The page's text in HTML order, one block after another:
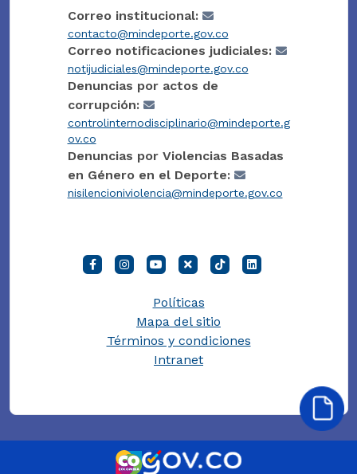
Correo institucional:
contacto@mindeporte.gov.co
Correo notificaciones judiciales:
notijudiciales@mindeporte.gov.co
Denuncias por actos de
corrupción:
controlinternodisciplinario@mindeporte.g
ov.co
Denuncias por Violencias Basadas
en Género en el Deporte:
nisilencioniviolencia@mindeporte.gov.co
Políticas
Mapa del sitio
Términos y condiciones
Intranet